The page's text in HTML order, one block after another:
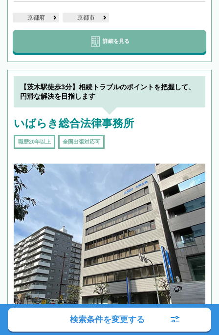
京都府 京都市
詳細を見る
【茨木駅徒歩3分】相続トラブルのポイントを把握して、
円滑な解決を目指します
いばらき総合法律事務所
職歴20年以上 全国出張対応可
検索条件を変更する